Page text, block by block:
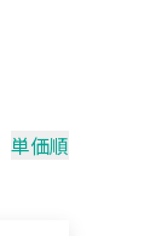
単価順